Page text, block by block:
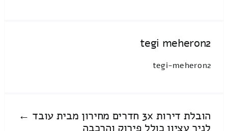
tegi meheron2
tegi-meheron2
הובלת דירות 3x חדרים מחירון מבית עובד ←
לניר עציון כולל פירוק והרכבה